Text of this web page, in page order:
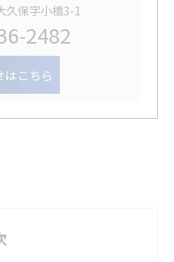
久保字小橋3-1
2482
はこちら